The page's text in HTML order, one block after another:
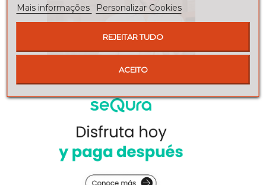
Mais informações
Personalizar Cookies
REJEITAR TUDO
ACEITO